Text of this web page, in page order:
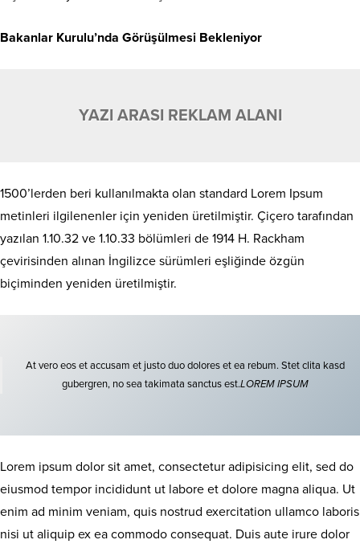
Bakanlar Kurulu’nda Görüşülmesi Bekleniyor
YAZI ARASI REKLAM ALANI
1500’lerden beri kullanılmakta olan standard Lorem Ipsum
metinleri ilgilenenler için yeniden üretilmiştir. Çiçero tarafından
yazılan 1.10.32 ve 1.10.33 bölümleri de 1914 H. Rackham
çevirisinden alınan İngilizce sürümleri eşliğinde özgün
biçiminden yeniden üretilmiştir.
At vero eos et accusam et justo duo dolores et ea rebum. Stet clita kasd
gubergren, no sea takimata sanctus est.LOREM IPSUM
Lorem ipsum dolor sit amet, consectetur adipisicing elit, sed do
eiusmod tempor incididunt ut labore et dolore magna aliqua. Ut
enim ad minim veniam, quis nostrud exercitation ullamco laboris
nisi ut aliquip ex ea commodo consequat. Duis aute irure dolor